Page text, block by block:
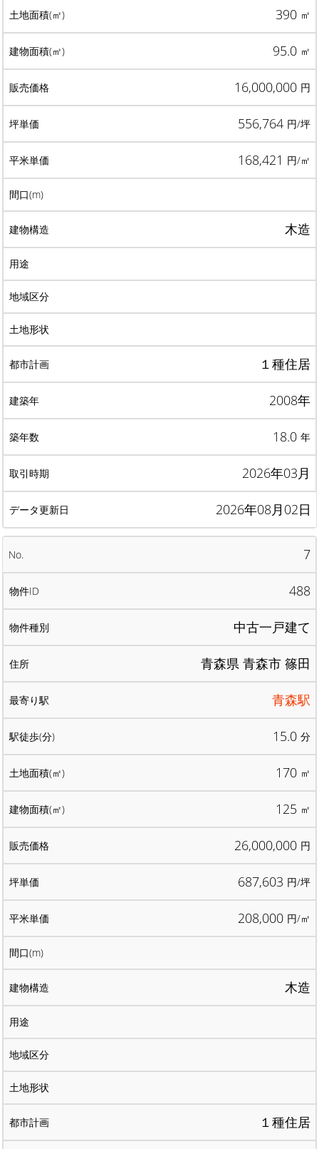
390 ㎡
95.0 ㎡
16,000,000 円
556,764 円/坪
168,421 円/㎡
木造
１種住居
2008年
18.0 年
2026年03月
2026年08月02日
7
488
中古一戸建て
青森県 青森市 篠田
青森駅
15.0 分
170 ㎡
125 ㎡
26,000,000 円
687,603 円/坪
208,000 円/㎡
木造
１種住居